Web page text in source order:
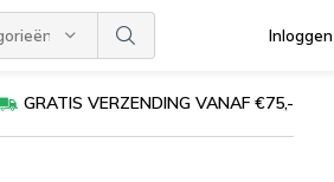
Inloggen
GRATIS VERZENDING VANAF €75,-